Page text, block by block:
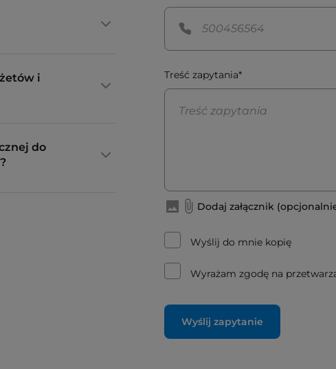
i
do
Treść zapytania*
Dodaj załącznik
Wyślij do mnie kopię
Wyrażam zgodę na
Wyślij zapytanie